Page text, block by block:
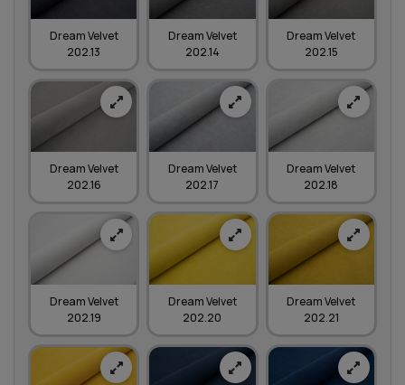
Dream Velvet
202.13
Dream Velvet
202.14
Dream Velvet
202.15
Dream Velvet
202.16
Dream Velvet
202.17
Dream Velvet
202.18
Dream Velvet
202.19
Dream Velvet
202.20
Dream Velvet
202.21